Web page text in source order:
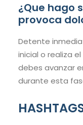
¿Que hago
provoca
Detente
inicial o realiza
debes avanzar
durante esta